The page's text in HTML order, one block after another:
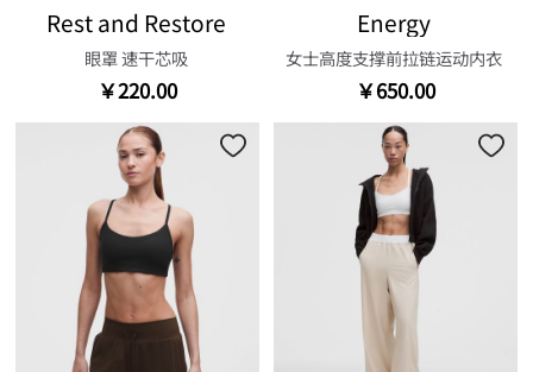
Rest and Restore
眼罩 速干芯吸
￥220.00
Energy
女士高度支撑前拉链运动内衣
￥650.00